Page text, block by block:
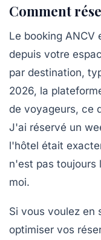
Comment
Le booking ANCV
depuis votre
par destination,
2026, la
de voyageurs, ce
J'ai réservé un
l'hôtel était
n'est pas toujours
moi.
Si vous voulez en
optimiser vos